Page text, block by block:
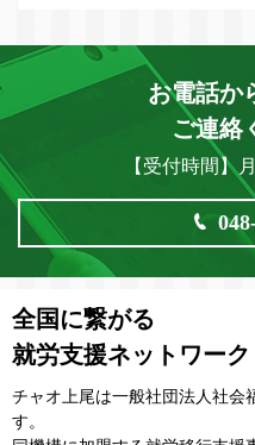
お電話か
ご連絡
【受付時間】
全国に繋がる
就労支援ネットワーク
チャオ上尾は一般社団法⼈社会
す。